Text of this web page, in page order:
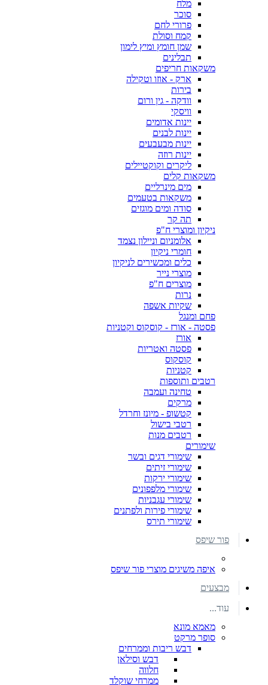
מלח
סוכר
פרורי לחם
קמח וסולת
שמן חומץ ומיץ לימון
תבלינים
משקאות חריפים
ארק - אוזו וטקילה
בירות
וודקה - גין ורום
וויסקי
יינות אדומים
יינות לבנים
יינות מבעבעים
יינות רוזה
ליקרים וקוקטיילים
משקאות קלים
מים מינרליים
משקאות בטעמים
סודה ומים מוגזים
תה קר
ניקיון ומוצרי ח"פ
אלומניום וניילון נצמד
חומרי ניקיון
כלים ומכשירים לניקיון
מוצרי נייר
מוצרים ח"פ
נרות
שקיות אשפה
פחם ומנגל
פסטה - אורז - קוסקוס וקטניות
אורז
פסטה ואטריות
קוסקוס
קטניות
רטבים ותוספות
טחינה ועמבה
מרקים
קטשופ - מיונז וחרדל
רטבי בישול
רטבים מנות
שימורים
שימורי דגים ובשר
שימורי זיתים
שימורי ירקות
שימורי מלפפונים
שימורי עגבניות
שימורי פירות ולפתנים
שימורי תירס
פור שיפס
איפה משיגים מוצרי פור שיפס
מבצעים
עוד...
מאמא מונא
סופר מרקט
דבש ריבות וממרחים
דבש וסילאן
חלווה
ממרחי שוקלד